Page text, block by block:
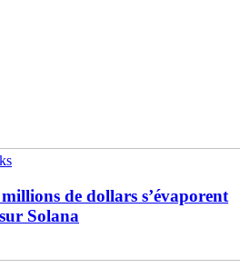
de dollars s’évaporent
Solana